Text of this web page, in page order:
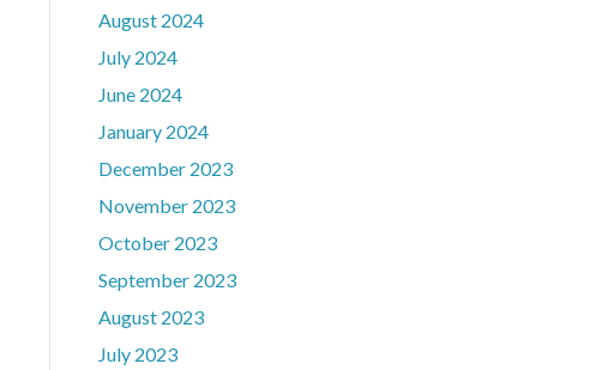
August 2024
July 2024
June 2024
January 2024
December 2023
November 2023
October 2023
September 2023
August 2023
July 2023